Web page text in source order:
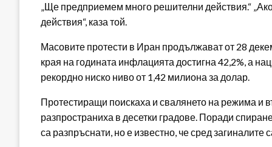
„Ще предприемем много решителни действия.“
действия“, каза той.
Масовите протести в Иран продължават от 28
края на годината инфлацията достигна 42,2%, а
рекордно ниско ниво от 1,42 милиона за долар.
Протестиращи поискаха и свалянето на режима и
разпространиха в десетки градове. Поради
са разпръснати, но е известно, че сред загиналите